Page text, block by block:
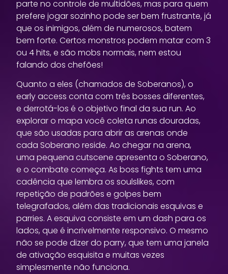
parte no controle de multidões, mas para quem
prefere jogar sozinho pode ser bem frustrante, já
que os inimigos, além de numerosos, batem
bem forte. Certos monstros podem matar com 3
ou 4 hits, e são mobs normais, nem estou
falando dos chefões!
Quanto a eles (chamados de Soberanos), o
early access conta com três bosses diferentes,
e derrotá-los é o objetivo final da sua run. Ao
explorar o mapa você coleta runas douradas,
que são usadas para abrir as arenas onde
cada Soberano reside. Ao chegar na arena,
uma pequena cutscene apresenta o Soberano,
e o combate começa. As boss fights tem uma
cadência que lembra os soulslikes, com
repetição de padrões e golpes bem
telegrafados, além das tradicionais esquivas e
parries. A esquiva consiste em um dash para os
lados, que é incrivelmente responsivo. O mesmo
não se pode dizer do parry, que tem uma janela
de ativação esquisita e muitas vezes
simplesmente não funciona.